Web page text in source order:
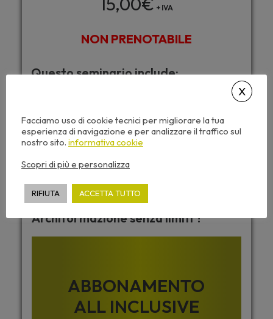
+ IVA
NON PRENOTABILE
Questo seminario include:
Accesso da tutti i dispositivi
Attestato di partecipazione
Desideri accedere a tutti i corsi di
Archiformazione senza limiti ?
ABBONAMENTO
ALL INCLUSIVE
Facciamo uso di cookie tecnici per migliorare la tua
esperienza di navigazione e per analizzare il traffico sul
nostro sito. informativa cookie
Scopri di più e personalizza
RIFIUTA ACCETTA TUTTO